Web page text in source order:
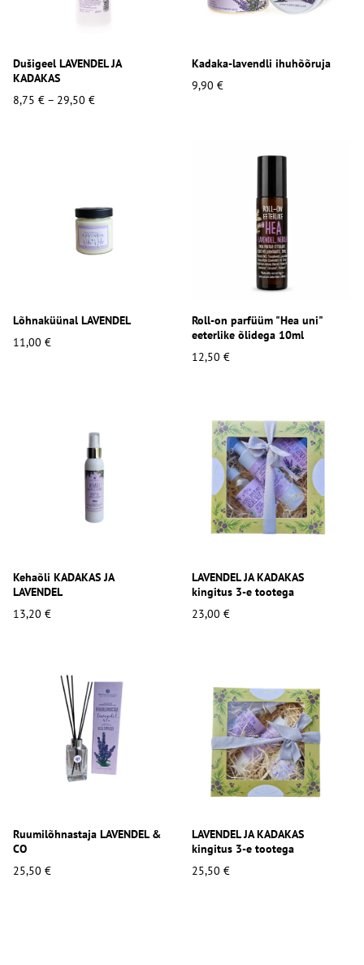
Dušigeel LAVENDEL JA
KADAKAS
8,75 € – 29,50 €
Kadaka-lavendli ihuhõõruja
9,90 €
Lõhnaküünal LAVENDEL
11,00 €
Roll-on parfüüm "Hea uni"
eeterlike õlidega 10ml
12,50 €
Kehaõli KADAKAS JA
LAVENDEL
13,20 €
LAVENDEL JA KADAKAS
kingitus 3-e tootega
23,00 €
Ruumilõhnastaja LAVENDEL &
CO
25,50 €
LAVENDEL JA KADAKAS
kingitus 3-e tootega
25,50 €